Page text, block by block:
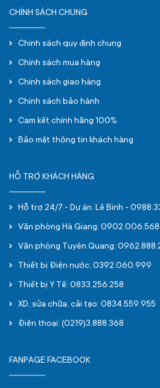
CHÍNH SÁCH CHUNG
Chính sách quy định chung
Chính sách mua hàng
Chính sách giao hàng
Chính sách bảo hành
Cam kết chính hãng 100%
Bảo mật thông tin khách hàng
HỖ TRỢ KHÁCH HÀNG
Hỗ trợ 24/7 - Dự án: Lê Bình -
Văn phòng Hà Giang: 0902.006.568
Văn phòng Tuyên Quang:
Thiết bị Điện nước: 0392.060.999
Thiết bị Y Tế: 0833.256.258
XD, sửa chữa, cải tạo: 0834.559.955
Điện thoại: (0219)3.888.368
FANPAGE FACEBOOK